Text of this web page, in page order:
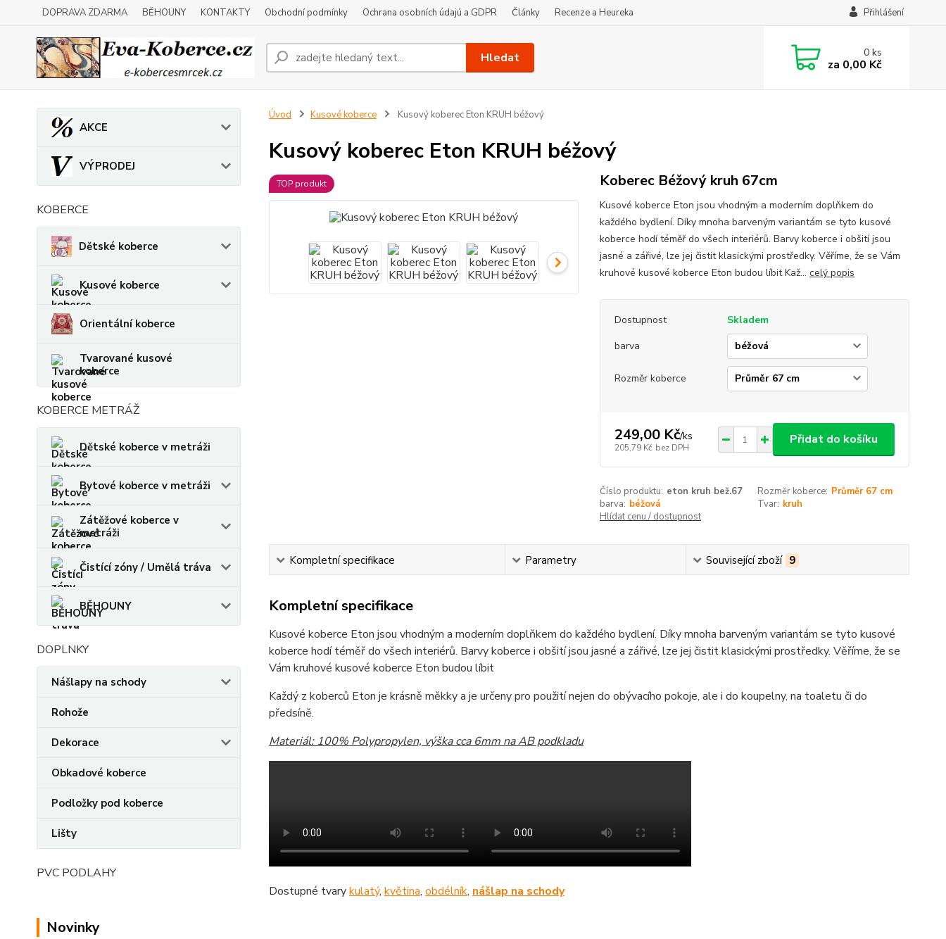
DOPRAVA ZDARMA BĚHOUNY KONTAKTY Obchodní podmínky Ochrana osobních údajú a GDPR Články Recenze a Heureka Přihlášení
Hledat 0ks
za 0,00 Kč
AKCE
VÝPRODEJ
KOBERCE
Dětské koberce
Kusové koberce
Orientální koberce
Tvarované kusové
koberce
KOBERCE METRÁŽ
Dětské koberce v metráži
Bytové koberce v metráži
Zátěžové koberce v
metráži
Čistící zóny / Umělá tráva
BĚHOUNY
DOPLNKY
Nášlapy na schody
Rohože
Dekorace
Obkadové koberce
Podložky pod koberce
Lišty
PVC PODLAHY
Novinky
Úvod Kusové koberce Kusový koberec Eton KRUH béžový
Kusový koberec Eton KRUH béžový
TOP produkt Koberec Béžový kruh 67cm
Kusové koberce Eton jsou vhodným a moderním doplňkem do
každého bydlení. Díky mnoha barveným variantám se tyto kusové
koberce hodí téměř do všech interiérů. Barvy koberce i obšití jsou
jasné a zářivé, lze jej čistit klasickými prostředky. Věříme, že se Vám
kruhové kusové koberce Eton budou líbit Kaž... celý popis
Dostupnost
Skladem
barva
Rozměr koberce
249,00 Kč/ks
205,79 Kč bez DPH
Přidat do košíku
Číslo produktu: eton kruh bež.67 Rozměr koberce: Průměr 67 cm
barva: béžová Tvar: kruh
Hlídat cenu / dostupnost
Kompletní specifikace Parametry Související zboží 9
Kompletní specifikace
Kusové koberce Eton jsou vhodným a moderním doplňkem do každého bydlení. Díky mnoha barveným variantám se tyto kusové
koberce hodí téměř do všech interiérů. Barvy koberce i obšití jsou jasné a zářivé, lze jej čistit klasickými prostředky. Věříme, že se
Vám kruhové kusové koberce Eton budou líbit
Každý z koberců Eton je krásně měkky a je určeny pro použití nejen do obývacího pokoje, ale i do koupelny, na toaletu či do
předsíně.
Materiál: 100% Polypropylen, výška cca 6mm na AB podkladu
Dostupné tvarykulatý, květina, obdélník, nášlap na schody